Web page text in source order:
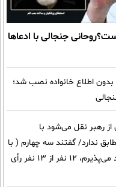
جنجالی با ادعاها
اطلاع خانواده نصب شد؛
رهبر نقل می‌شود با
ندارد/ گفتند سه چهارم ( با
تفاهم‌نامه) موافقت کنند می‌پذیرم، 12 نفر از 13 نفر رأی